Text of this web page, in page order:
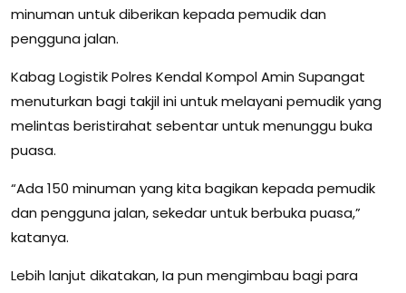
minuman untuk diberikan kepada pemudik dan
pengguna jalan.
Kabag Logistik Polres Kendal Kompol Amin Supangat
menuturkan bagi takjil ini untuk melayani pemudik yang
melintas beristirahat sebentar untuk menunggu buka
puasa.
“Ada 150 minuman yang kita bagikan kepada pemudik
dan pengguna jalan, sekedar untuk berbuka puasa,”
katanya.
Lebih lanjut dikatakan, Ia pun mengimbau bagi para